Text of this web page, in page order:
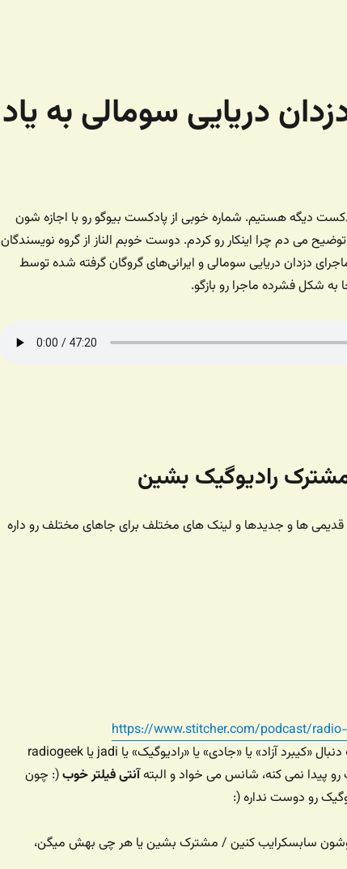
– شماره ۱۴۱ – دزدان دریایی سومالی به یاد
دیگه هستیم. شماره خوبی از پادکست بیوگو رو با اجازه شون
می دم چرا اینکار رو کردم. دوست خوبم الناز از گروه نویسندگان
دزدان دریایی سومالی و ایرانی‌های گروگان گرفته شده توسط
به شکل فشرده ماجرا رو بازگو.
رادیوگیک بشین
ها و جدیدها و لینک های مختلف برای جاهای مختلف رو داره
https://www.stitcher.com/podcast/
یا توی برنامه های پادکست دنبال «کیبرد آزاد» یا «جادی» یا «رادیوگیک» یا jadi یا radiogeek
پیدا نمی کنه، شانس می خواد و البتهآنتی فیلتر خوب(: چون
رو دوست نداره (:
توشون سابسکرایب کنین / مشترک بشین یا هر چی بهش میگن،